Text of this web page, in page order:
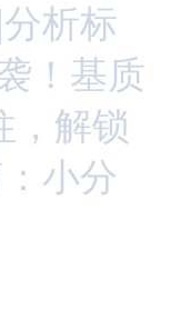
析标
！基质
，解锁
小分